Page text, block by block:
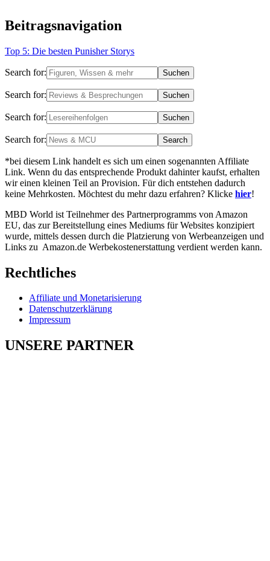
Beitragsnavigation
Top 5: Die besten Punisher Storys
Search for:
Search for:
Search for:
Search for:
*bei diesem Link handelt es sich um einen sogenannten Affiliate
Link. Wenn du das entsprechende Produkt dahinter kaufst, erhalten
wir einen kleinen Teil an Provision. Für dich entstehen dadurch
keine Mehrkosten. Möchtest du mehr dazu erfahren? Klicke hier!
MBD World ist Teilnehmer des Partnerprogramms von Amazon
EU, das zur Bereitstellung eines Mediums für Websites konzipiert
wurde, mittels dessen durch die Platzierung von Werbeanzeigen und
Links zu Amazon.de Werbekostenerstattung verdient werden kann.
Rechtliches
Affiliate und Monetarisierung
Datenschutzerklärung
Impressum
UNSERE PARTNER